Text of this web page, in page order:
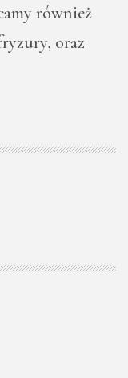
również
oraz